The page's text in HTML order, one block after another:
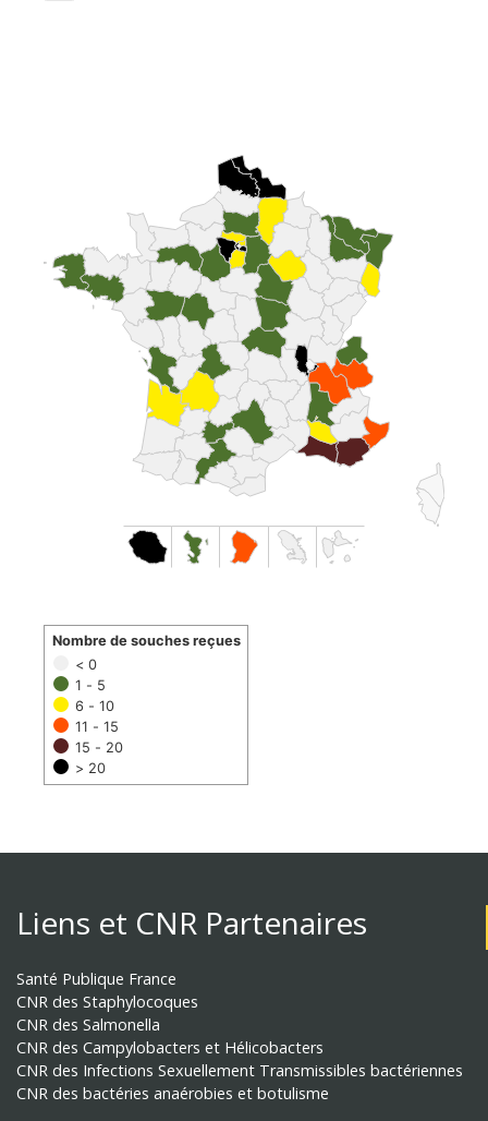
< 0
1 - 5
6 - 10
11 - 15
15 - 20
> 20
Nombre de souches reçues
Liens et CNR Partenaires
Santé Publique France
CNR des Staphylocoques
CNR des Salmonella
CNR des Campylobacters et Hélicobacters
CNR des Infections Sexuellement Transmissibles bactériennes
CNR des bactéries anaérobies et botulisme